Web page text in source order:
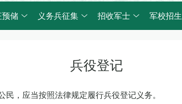
储 义务兵征集 招收军士 军校招生
兵役登记
，应当按照法律规定履行兵役登记义务。